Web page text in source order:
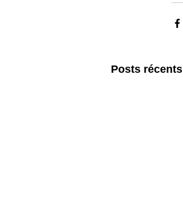
Posts récents